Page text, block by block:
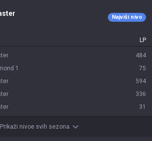
Najviši nivo
LP
484
1 75
594
336
31
Prikaži nivoe svih sezona